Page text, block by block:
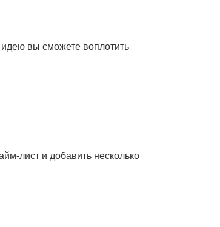
вы сможете воплотить
лист и добавить несколько